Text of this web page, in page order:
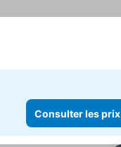
Consulter les prix